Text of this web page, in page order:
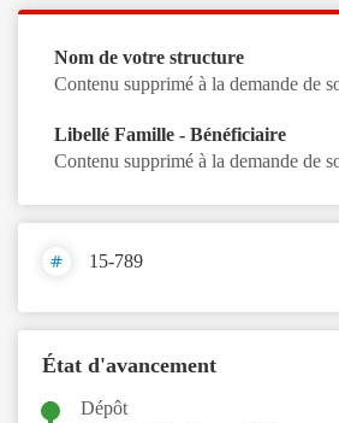
Nom de votre structure
Contenu supprimé à la demande de
Libellé Famille - Bénéficiaire
Contenu supprimé à la demande de
15-789
État d'avancement
Dépôt